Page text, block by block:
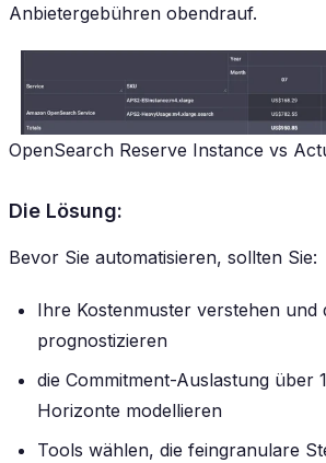
Anbietergebühren obendrauf.
OpenSearch Reserve Instance vs
Die Lösung:
Bevor Sie automatisieren, sollten Sie:
Ihre Kostenmuster verstehen und
prognostizieren
die Commitment-Auslastung über
Horizonte modellieren
Tools wählen, die feingranulare